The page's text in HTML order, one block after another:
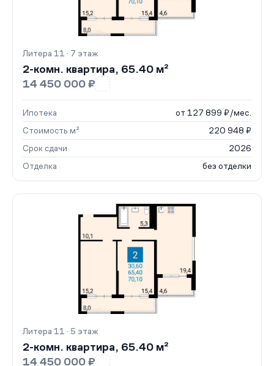
Литера 11 · 7 этаж
2-комн. квартира, 65.40 м²
14 450 000 ₽
Ипотека
от 127 899 ₽/мес.
Стоимость м²
220 948 ₽
Срок сдачи
2026
Отделка
без отделки
Литера 11 · 5 этаж
2-комн. квартира, 65.40 м²
14 450 000 ₽